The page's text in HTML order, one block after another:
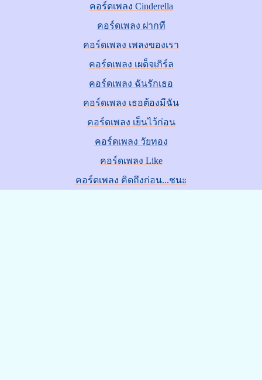
คอร์ดเพลง Cinderella
คอร์ดเพลง ฝากที
คอร์ดเพลง เพลงของเรา
คอร์ดเพลง เผด็จเกิร์ล
คอร์ดเพลง ฉันรักเธอ
คอร์ดเพลง เธอต้องมีฉัน
คอร์ดเพลง เย็นไว้ก่อน
คอร์ดเพลง วัยทอง
คอร์ดเพลง Like
คอร์ดเพลง คิดถึงก่อน...ชนะ